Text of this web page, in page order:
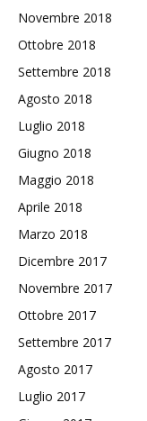
Novembre 2018
Ottobre 2018
Settembre 2018
Agosto 2018
Luglio 2018
Giugno 2018
Maggio 2018
Aprile 2018
Marzo 2018
Dicembre 2017
Novembre 2017
Ottobre 2017
Settembre 2017
Agosto 2017
Luglio 2017